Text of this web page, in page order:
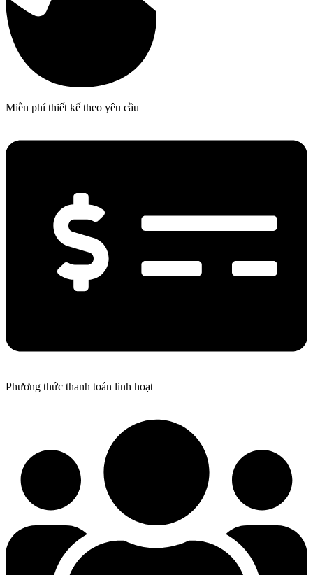
Miễn phí thiết kế theo yêu cầu
Phương thức thanh toán linh hoạt